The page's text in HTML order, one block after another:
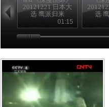
20121221 日本大
选 鹰派归来
01:15
选